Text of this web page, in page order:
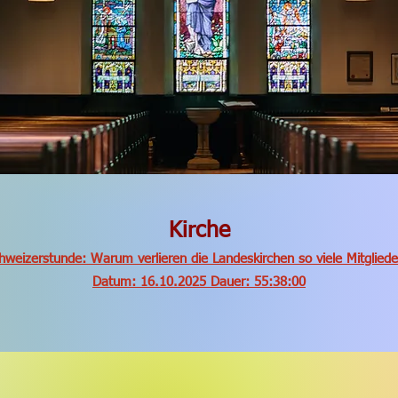
Kirche
Warum verlieren die Landeskirchen so viele
Datum: 16.10.2025 Dauer: 55:38:00